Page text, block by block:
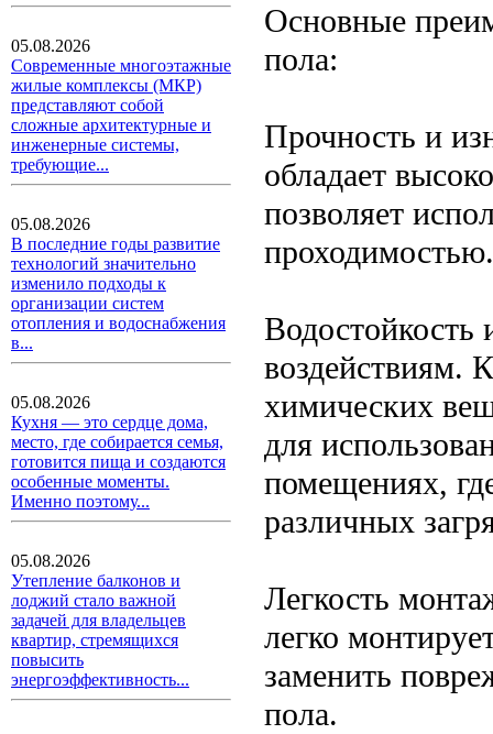
05.08.2026
Современные многоэтажные
жилые комплексы (МКР)
представляют собой
сложные архитектурные и
инженерные системы,
требующие...
05.08.2026
В последние годы развитие
технологий значительно
изменило подходы к
организации систем
отопления и водоснабжения
в...
05.08.2026
Кухня — это сердце дома,
место, где собирается семья,
готовится пища и создаются
особенные моменты.
Именно поэтому...
05.08.2026
Утепление балконов и
лоджий стало важной
задачей для владельцев
квартир, стремящихся
повысить
энергоэффективность...
Основные
пола:
Прочность и
обладает
позволяет
проходимостью.
Водостойкость
воздействиям.
химических
для
помещениях,
различных
Легкость
легко
заменить
пола.